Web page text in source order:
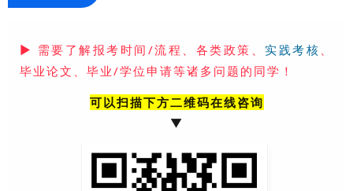
▶ 需要了解报考时间/流程、各类政策、实践考核
毕业论文、毕业/学位申请等诸多问题的同学！
可以扫描下方二维码在线咨询
▼